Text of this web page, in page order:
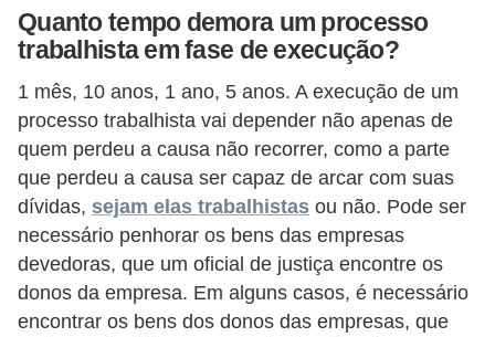
Quanto tempo demora um processo
trabalhista em fase de execução?
1 mês, 10 anos, 1 ano, 5 anos. A execução de um
processo trabalhista vai depender não apenas de
quem perdeu a causa não recorrer, como a parte
que perdeu a causa ser capaz de arcar com suas
dívidas, sejam elas trabalhistas ou não. Pode ser
necessário penhorar os bens das empresas
devedoras, que um oficial de justiça encontre os
donos da empresa. Em alguns casos, é necessário
encontrar os bens dos donos das empresas, que
H
u
m
a
n
o
s
R
e
l